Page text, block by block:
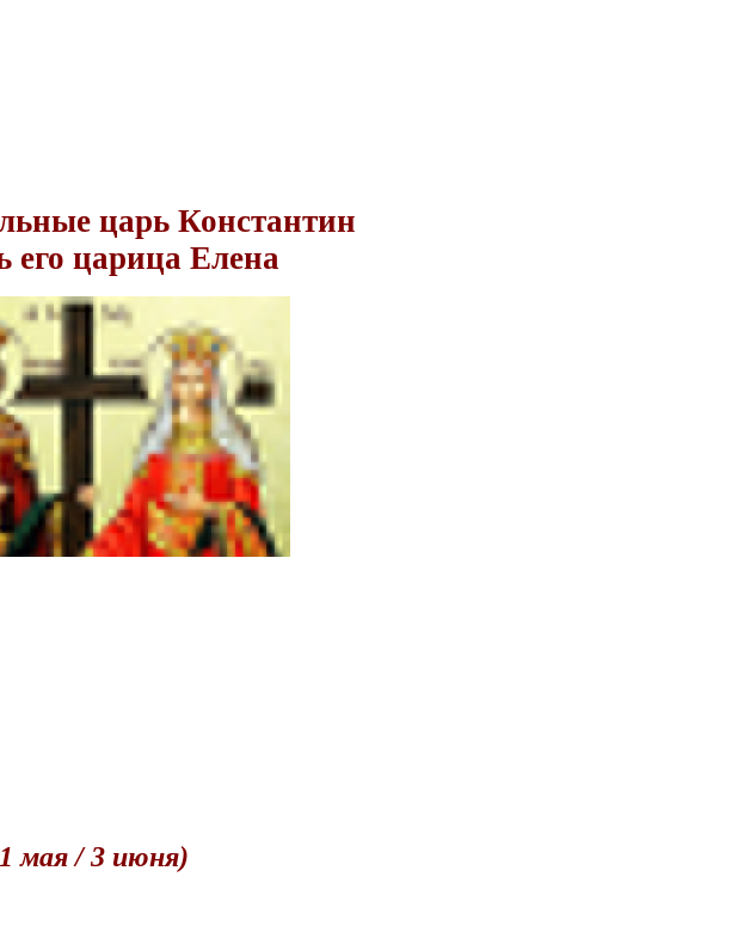
царь Константин
его царица Елена
мая / 3 июня)